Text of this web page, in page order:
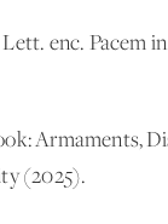
enc. Pacem
Armaments,
(2025).